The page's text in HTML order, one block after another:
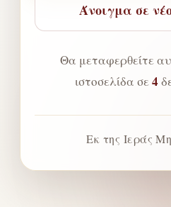
Άνοιγμα σε
Θα μεταφερθείτε
ιστοσελίδα σε4
Εκ της Ιεράς